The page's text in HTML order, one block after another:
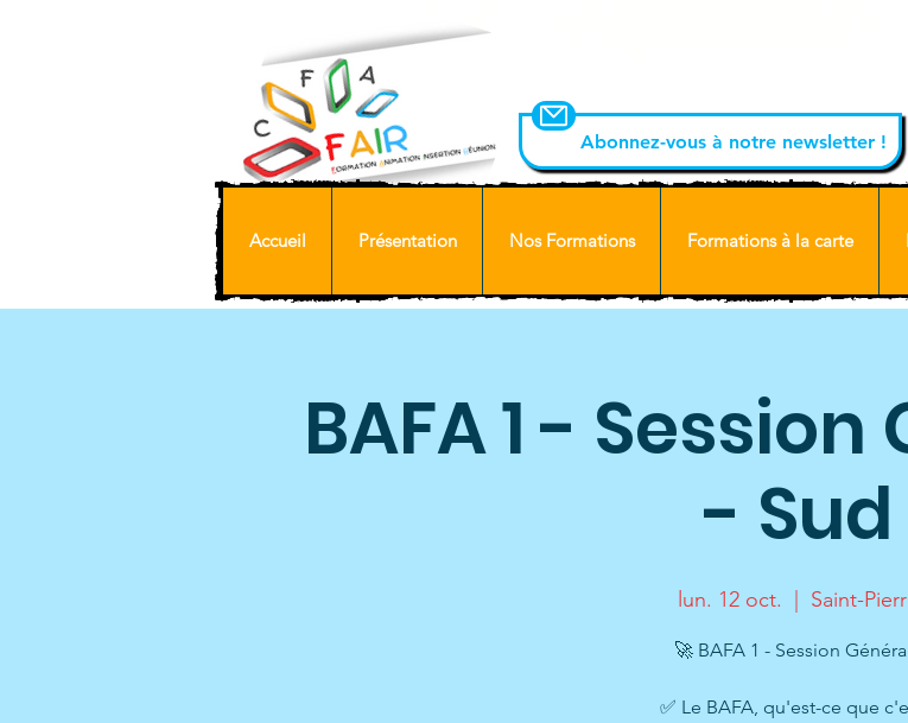
Abonnez-vous à notre newsletter !
Accueil Présentation Nos Formations Formations à la carte
BAFA 1 - Session
- Sud
lun. 12 oct. Saint-
🚀 BAFA 1 - Session
✅ Le BAFA, qu'est-ce que